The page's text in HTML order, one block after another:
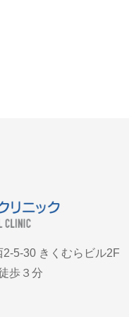
5-30 きくむらビル2F
歩３分